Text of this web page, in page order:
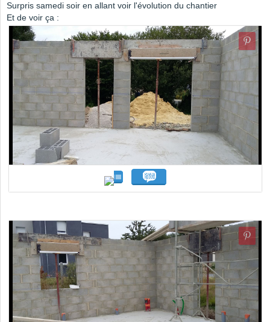
Surpris samedi soir en allant voir l'évolution du chantier
Et de voir ça :